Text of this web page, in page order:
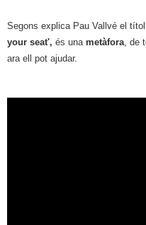
Segons explica Pau Vallvé el
your seat', és una metàfora ,
ara ell pot ajudar.